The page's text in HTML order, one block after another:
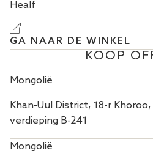
Healf
GA NAAR DE WINKEL
KOOP
Mongolië
Khan-Uul District, 18-r
verdieping B-241
Mongolië